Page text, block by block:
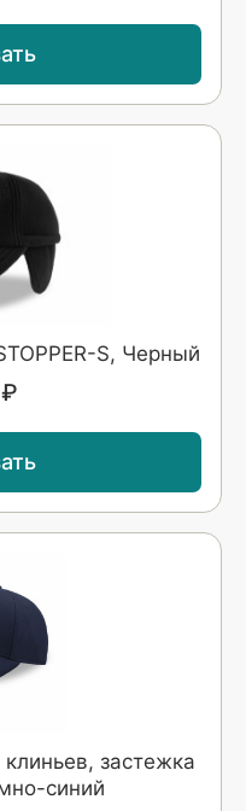
S, Черный
застежка
синий